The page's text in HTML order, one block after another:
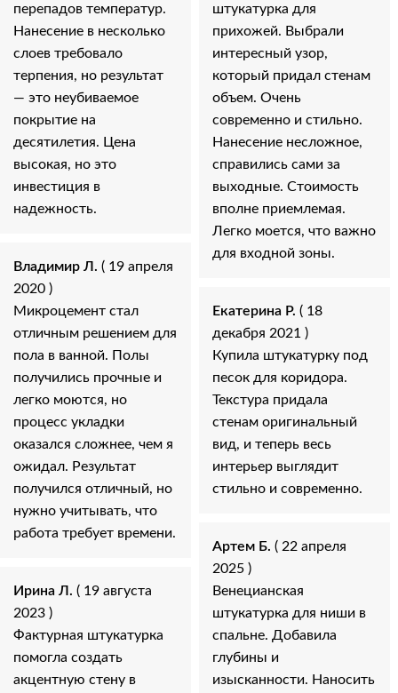
перепадов температур.
Нанесение в несколько
слоев требовало
терпения, но результат
— это неубиваемое
покрытие на
десятилетия. Цена
высокая, но это
инвестиция в
надежность.
Владимир Л. ( 19 апреля
2020 )
Микроцемент стал
отличным решением для
пола в ванной. Полы
получились прочные и
легко моются, но
процесс укладки
оказался сложнее, чем я
ожидал. Результат
получился отличный, но
нужно учитывать, что
работа требует времени.
Ирина Л. ( 19 августа
2023 )
Фактурная штукатурка
помогла создать
акцентную стену в
штукатурка для
прихожей. Выбрали
интересный узор,
который придал стенам
объем. Очень
современно и стильно.
Нанесение несложное,
справились сами за
выходные. Стоимость
вполне приемлемая.
Легко моется, что важно
для входной зоны.
Екатерина Р. ( 18
декабря 2021 )
Купила штукатурку под
песок для коридора.
Текстура придала
стенам оригинальный
вид, и теперь весь
интерьер выглядит
стильно и современно.
Артем Б. ( 22 апреля
2025 )
Венецианская
штукатурка для ниши в
спальне. Добавила
глубины и
изысканности. Наносить